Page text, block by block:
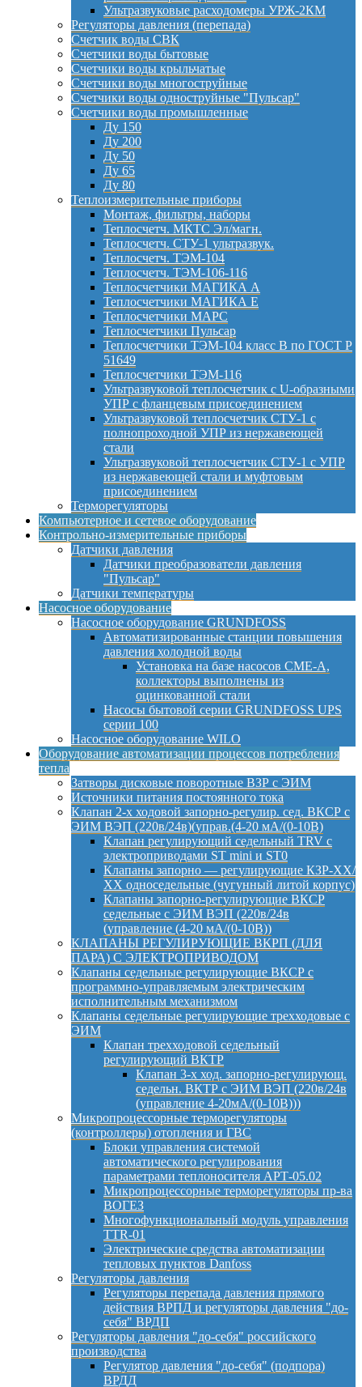
Ультразвуковые расходомеры УРЖ-2КМ
Регуляторы давления (перепада)
Счетчик воды СВК
Счетчики воды бытовые
Счетчики воды крыльчатые
Счетчики воды многоструйные
Счетчики воды одноструйные "Пульсар"
Счетчики воды промышленные
Ду 150
Ду 200
Ду 50
Ду 65
Ду 80
Теплоизмерительные приборы
Монтаж, фильтры, наборы
Теплосчетч. МКТС Эл/магн.
Теплосчетч. СТУ-1 ультразвук.
Теплосчетч. ТЭМ-104
Теплосчетч. ТЭМ-106-116
Теплосчетчики МАГИКА А
Теплосчетчики МАГИКА Е
Теплосчетчики МАРС
Теплосчетчики Пульсар
Теплосчетчики ТЭМ-104 класс B по ГОСТ Р
51649
Теплосчетчики ТЭМ-116
Ультразвуковой теплосчетчик с U-образными
УПР с фланцевым присоединением
Ультразвуковой теплосчетчик СТУ-1 с
полнопроходной УПР из нержавеющей
стали
Ультразвуковой теплосчетчик СТУ-1 с УПР
из нержавеющей стали и муфтовым
присоединением
Терморегуляторы
Компьютерное и сетевое оборудование
Контрольно-измерительные приборы
Датчики давления
Датчики преобразователи давления
"Пульсар"
Датчики температуры
Насосное оборудование
Насосное оборудование GRUNDFOSS
Автоматизированные станции повышения
давления холодной воды
Установка на базе насосов CME-A,
коллекторы выполнены из
оцинкованной стали
Насосы бытовой серии GRUNDFOSS UPS
серии 100
Насосное оборудование WILO
Оборудование автоматизации процессов потребления
тепла
Затворы дисковые поворотные ВЗР с ЭИМ
Источники питания постоянного тока
Клапан 2-х ходовой запорно-регулир. сед. ВКСР с
ЭИМ ВЭП (220в/24в)(управ.(4-20 мА/(0-10В)
Клапан регулирующий седельный TRV с
электроприводами ST mini и ST0
Клапаны запорно — регулирующие КЗР-ХХ/
ХХ односедельные (чугунный литой корпус)
Клапаны запорно-регулирующие ВКСР
седельные с ЭИМ ВЭП (220в/24в
(управление (4-20 мА/(0-10В))
КЛАПАНЫ РЕГУЛИРУЮЩИЕ ВКРП (ДЛЯ
ПАРА) С ЭЛЕКТРОПРИВОДОМ
Клапаны седельные регулирующие ВКСР с
программно-управляемым электрическим
исполнительным механизмом
Клапаны седельные регулирующие трехходовые с
ЭИМ
Клапан трехходовой седельный
регулирующий ВКТР
Клапан 3-х ход. запорно-регулирующ.
седельн. ВКТР с ЭИМ ВЭП (220в/24в
(управление 4-20мА/(0-10В)))
Микропроцессорные терморегуляторы
(контроллеры) отопления и ГВС
Блоки управления системой
автоматического регулирования
параметрами теплоносителя АРТ-05.02
Микропроцессорные терморегуляторы пр-ва
ВОГЕЗ
Многофункциональный модуль управления
TTR-01
Электрические средства автоматизации
тепловых пунктов Danfoss
Регуляторы давления
Регуляторы перепада давления прямого
действия ВРПД и регуляторы давления "до-
себя" ВРДП
Регуляторы давления "до-себя" российского
производства
Регулятор давления "до-себя" (подпора)
ВРДД